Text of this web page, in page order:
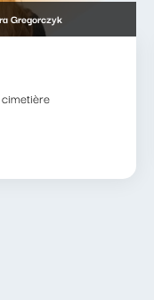
Gregorczyk